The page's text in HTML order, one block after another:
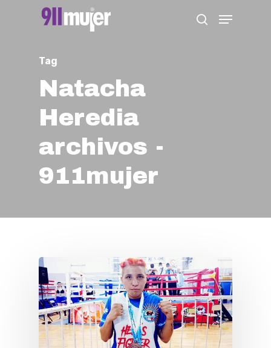
search
Menu
Tag
Natacha
Heredia
archivos -
911mujer